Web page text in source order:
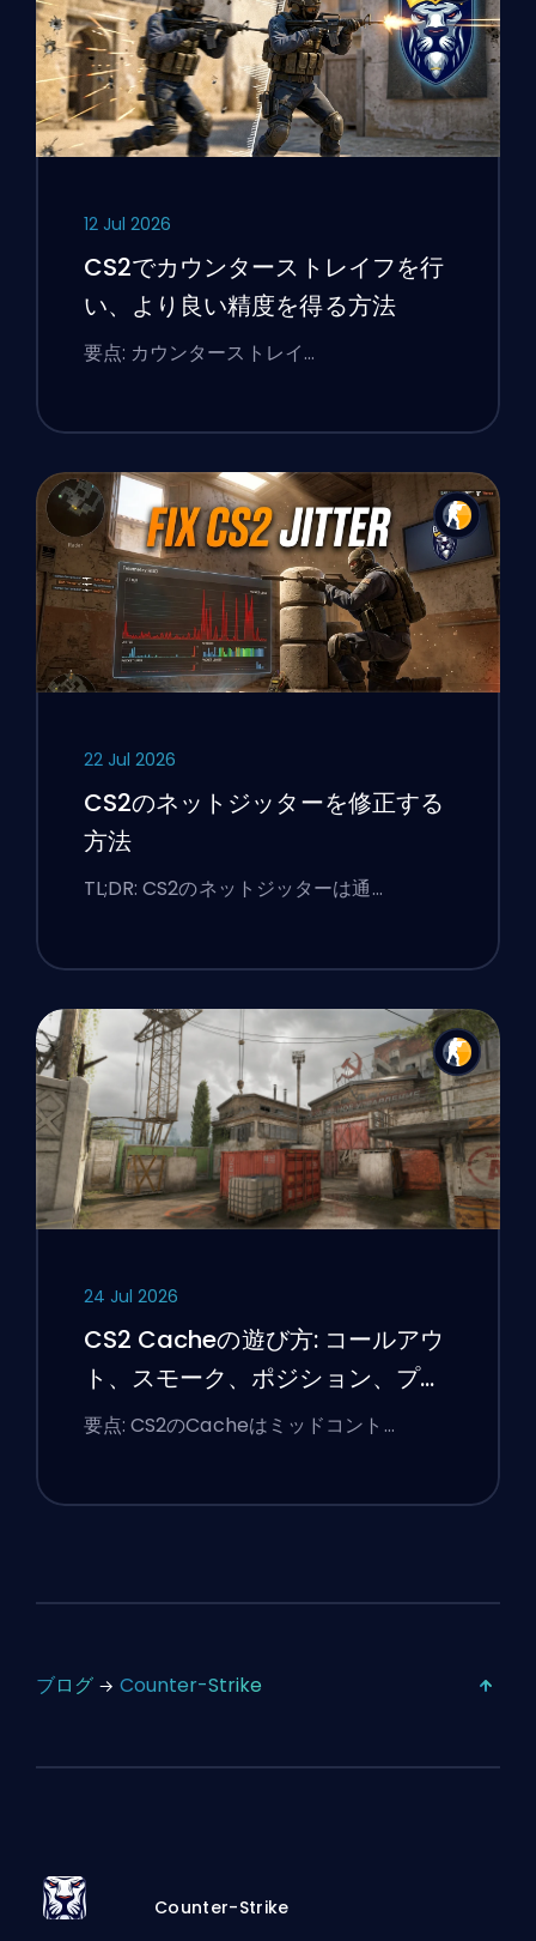
12 Jul 2026
CS2でカウンターストレイフを行
い、より良い精度を得る方法
要点: カウンターストレイ…
22 Jul 2026
CS2のネットジッターを修正する
方法
TL;DR: CS2のネットジッターは通…
24 Jul 2026
CS2 Cacheの遊び方: コールアウ
ト、スモーク、ポジション、プレ
ミアのヒント
要点: CS2のCacheはミッドコント…
ブログ Counter-Strike
Counter-Strike